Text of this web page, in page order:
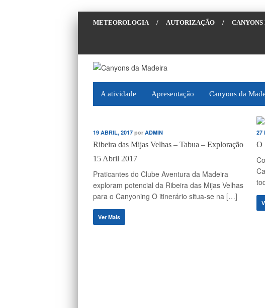
METEOROLOGIA / AUTORIZAÇÃO /
A atividade Apresentação Canyons da
19 ABRIL, 2017 por ADMIN
Ribeira das Mijas Velhas – Tabua – Exploração
15 Abril 2017
Praticantes do Clube Aventura da Madeira
exploram potencial da Ribeira das Mijas Velhas
para o Canyoning O itinerário situa-se na […]
Ver Mais
27
O